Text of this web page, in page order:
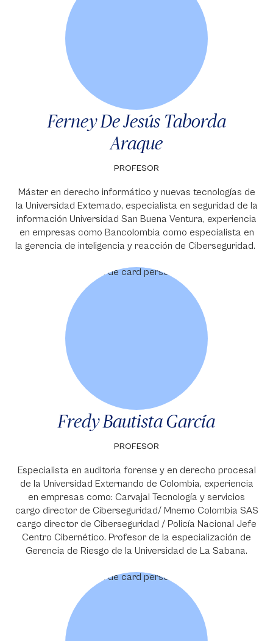
Ferney De Jesús Taborda
Araque
PROFESOR
Máster en derecho informático y nuevas tecnologías de
la Universidad Externado, especialista en seguridad de la
información Universidad San Buena Ventura, experiencia
en empresas como Bancolombia como especialista en
la gerencia de inteligencia y reacción de Ciberseguridad.
Fredy Bautista García
PROFESOR
Especialista en auditoria forense y en derecho procesal
de la Universidad Externando de Colombia, experiencia
en empresas como: Carvajal Tecnología y servicios
cargo director de Ciberseguridad/ Mnemo Colombia SAS
cargo director de Ciberseguridad / Policía Nacional Jefe
Centro Cibernético. Profesor de la especialización de
Gerencia de Riesgo de la Universidad de La Sabana.